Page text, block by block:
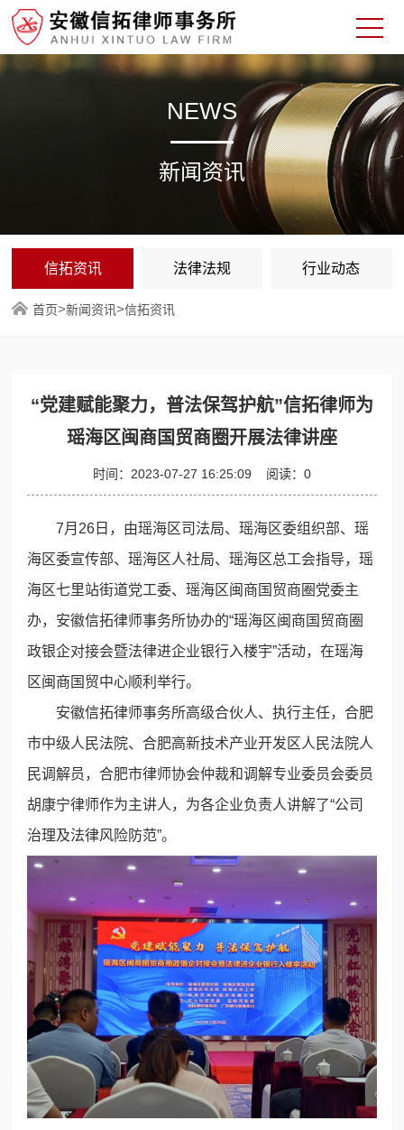
NEWS
新闻资讯
信拓资讯 法律法规 行业动态
首页>新闻资讯>信拓资讯
“党建赋能聚力，普法保驾护航”信拓律师为
瑶海区闽商国贸商圈开展法律讲座
时间： 2023-07-27 16:25:09 阅读： 0
7月26日，由瑶海区司法局、瑶海区委组织部、瑶
海区委宣传部、瑶海区人社局、瑶海区总工会指导，瑶
海区七里站街道党工委、瑶海区闽商国贸商圈党委主
办，安徽信拓律师事务所协办的“瑶海区闽商国贸商圈
政银企对接会暨法律进企业银行入楼宇”活动，在瑶海
区闽商国贸中心顺利举行。
安徽信拓律师事务所高级合伙人、执行主任，合肥
市中级人民法院、合肥高新技术产业开发区人民法院人
民调解员，合肥市律师协会仲裁和调解专业委员会委员
胡康宁律师作为主讲人，为各企业负责人讲解了“公司
治理及法律风险防范”。